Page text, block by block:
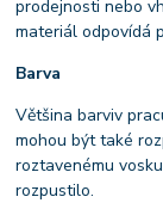
prodejnosti nebo
materiál odpovídá
Barva
Většina barviv
mohou být také
roztavenému
rozpustilo.